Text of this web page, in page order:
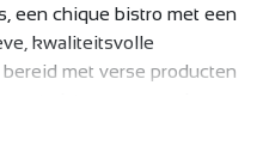
een chique bistro met een
kwaliteitsvolle
met verse producten